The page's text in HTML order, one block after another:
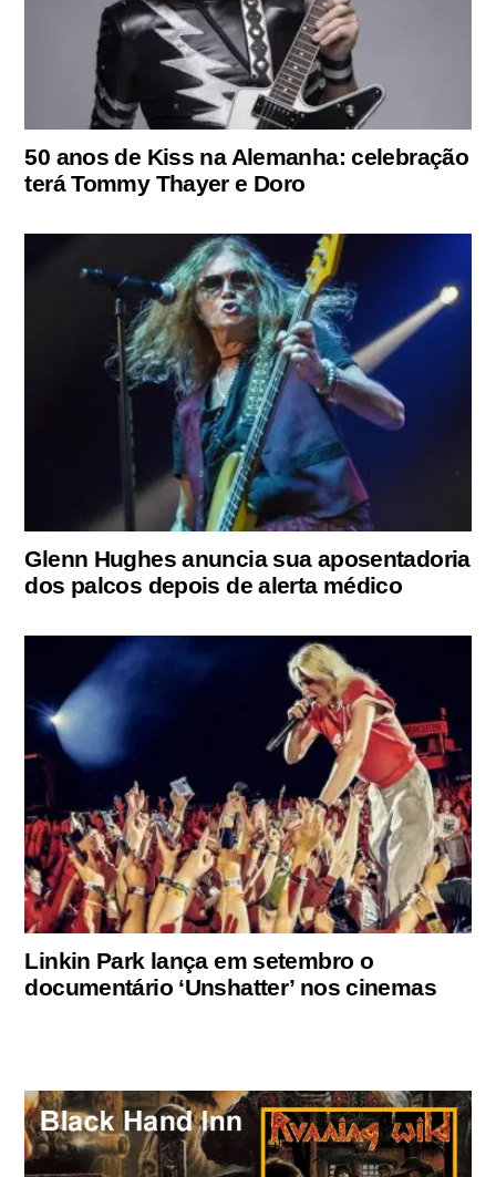
50 anos de Kiss na Alemanha: celebração
terá Tommy Thayer e Doro
Glenn Hughes anuncia sua aposentadoria
dos palcos depois de alerta médico
Linkin Park lança em setembro o
documentário ‘Unshatter’ nos cinemas